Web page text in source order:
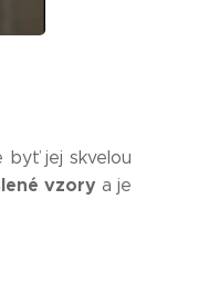
byť jej skvelou
vzory a je